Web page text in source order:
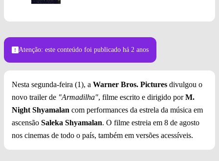
Atenção: este conteúdo foi publicado há 2 anos
Nesta segunda-feira (1), a Warner Bros. Pictures divulgou o
novo trailer de "Armadilha", filme escrito e dirigido porM.
Night Shyamalan com performances da estrela da música em
ascensão Saleka Shyamalan. O filme estreia em 8 de agosto
nos cinemas de todo o país, também em versões acessíveis.